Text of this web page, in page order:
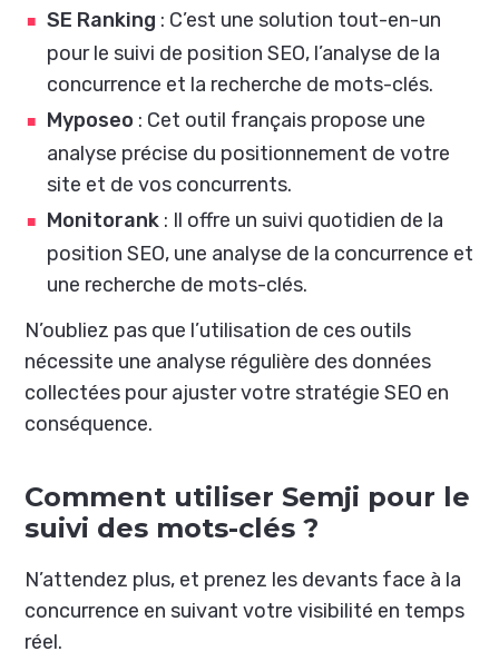
SE Ranking : C’est une solution tout-en-un
pour le suivi de position SEO, l’analyse de la
concurrence et la recherche de mots-clés.
Myposeo : Cet outil français propose une
analyse précise du positionnement de votre
site et de vos concurrents.
Monitorank : Il offre un suivi quotidien de la
position SEO, une analyse de la concurrence et
une recherche de mots-clés.
N’oubliez pas que l’utilisation de ces outils
nécessite une analyse régulière des données
collectées pour ajuster votre stratégie SEO en
conséquence.
Comment utiliser Semji pour le
suivi des mots-clés ?
N’attendez plus, et prenez les devants face à la
concurrence en suivant votre visibilité en temps
réel.